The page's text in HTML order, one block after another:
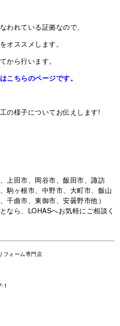
われている証拠なので、
オススメします。
から行います。
こちらのページです。
の様子についてお伝えします!
上田市、岡谷市、飯田市、諏訪
駒ヶ根市、中野市、大町市、飯山
千曲市、東御市、安曇野市他）
なら、LOHASへお気軽にご相談く
フォーム専門店
1